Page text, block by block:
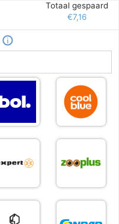
Totaal gespaard
€7,16